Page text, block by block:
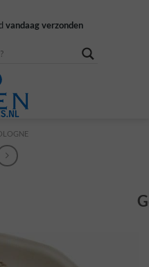
vanaf 100,-
vandaag verzonden
goedgeld terug